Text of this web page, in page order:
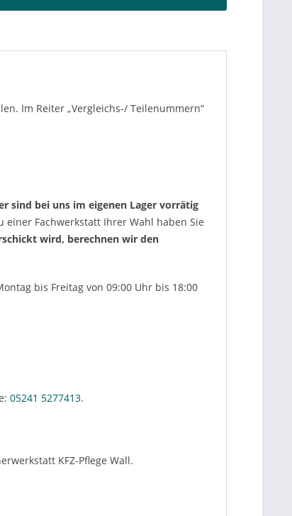
Im Reiter „Vergleichs-/ Teilenummern“
sind bei uns im eigenen Lager vorrätig
einer Fachwerkstatt Ihrer Wahl haben Sie
wird, berechnen wir den
bis Freitag von 09:00 Uhr bis 18:00
05241 5277413.
KFZ-Pflege Wall.